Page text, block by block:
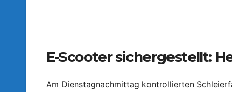
E-Scooter sichergestellt:
Am Dienstagnachmittag kontrollierten